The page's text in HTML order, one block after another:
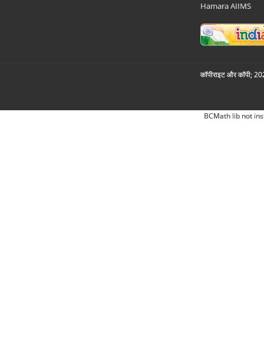
Hamara AIIMS
कॉपीराइट और कॉपी;
BCMath lib not